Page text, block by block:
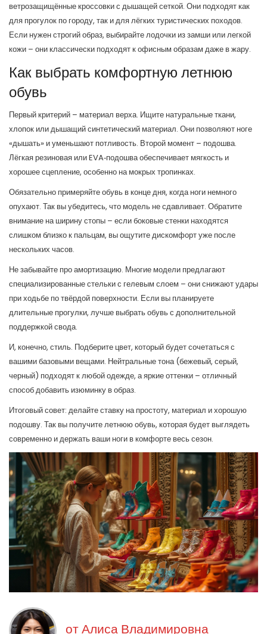
ветрозащищённые кроссовки с дышащей сеткой. Они подходят как
для прогулок по городу, так и для лёгких туристических походов.
Если нужен строгий образ, выбирайте лодочки из замши или легкой
кожи – они классически подходят к офисным образам даже в жару.
Как выбрать комфортную летнюю
обувь
Первый критерий – материал верха. Ищите натуральные ткани,
хлопок или дышащий синтетический материал. Они позволяют ноге
«дышать» и уменьшают потливость. Второй момент – подошва.
Лёгкая резиновая или EVA‑подошва обеспечивает мягкость и
хорошее сцепление, особенно на мокрых тропинках.
Обязательно примеряйте обувь в конце дня, когда ноги немного
опухают. Так вы убедитесь, что модель не сдавливает. Обратите
внимание на ширину стопы – если боковые стенки находятся
слишком близко к пальцам, вы ощутите дискомфорт уже после
нескольких часов.
Не забывайте про амортизацию. Многие модели предлагают
специализированные стельки с гелевым слоем – они снижают удары
при ходьбе по твёрдой поверхности. Если вы планируете
длительные прогулки, лучше выбрать обувь с дополнительной
поддержкой свода.
И, конечно, стиль. Подберите цвет, который будет сочетаться с
вашими базовыми вещами. Нейтральные тона (бежевый, серый,
черный) подходят к любой одежде, а яркие оттенки – отличный
способ добавить изюминку в образ.
Итоговый совет: делайте ставку на простоту, материал и хорошую
подошву. Так вы получите летнюю обувь, которая будет выглядеть
современно и держать ваши ноги в комфорте весь сезон.
отАлиса Владимировна